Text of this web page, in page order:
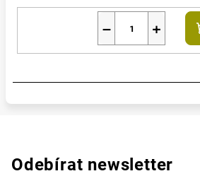
+
−
Odebírat newsletter